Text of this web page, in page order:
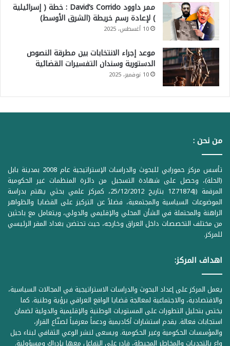
ممر داوود David’s Corrido : خطة ( إسرائيلية
) لإعادة رسم خريطة (الشرق الأوسط)
10 أغسطس، 2025
موعد إجراء الانتخابات بين مطرقة النصوص
الدستورية وسندان التفسيرات القضائية
10 نوفمبر، 2025
من نحن :
تأسس مركز حمورابي للبحوث والدراسات الإستراتيجية عام 2008 بمدينة بابل
(الحلة)، وحصل على شهادة التسجيل من دائرة المنظمات غير الحكومية
المرقمة ((1Z71874 بتاريخ 25/12/2012، كمركز علمي بحثي يهتم بدراسة
الموضوعات السياسية والمجتمعية، فضلاً عن التركيز على القضايا والظواهر
الراهنة والمحتملة في الشأن المحلي والإقليمي والدولي، ويتعامل مع باحثين
من مختلف التخصصات داخل العراق وخارجه، حيث تحتضن بغداد المقر الرئيسي
للمركز.
اهداف المركز:
يعمل المركز على إعداد البحوث والدراسات الاستراتيجية في المجالات السياسية،
والاقتصادية، والاجتماعية لمعالجة قضايا الواقع العراقي برؤية وطنية. كما
يختص بتحليل التطورات على المستويات الوطنية والإقليمية والدولية لضمان
استجابات فعالة. يقدم استشارات أكاديمية ودعماً معرفياً لصنّاع القرار،
والمؤسسات الحكومية وغير الحكومية. ويسعى لنشر الوعي الثقافي لبناء جيل
واعٍ بالتحديات والمخاطر المحيطة، قادر على التفاعل معها بإدراك ومسؤولية.